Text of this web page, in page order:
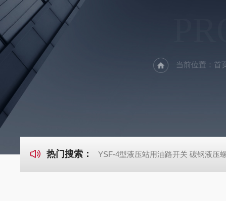
当前位置： 首
热门搜索： YSF-4型液压站用油路开关 碳钢液压